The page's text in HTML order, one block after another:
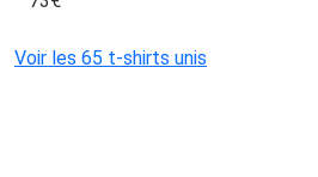
Voir les 65 t-shirts unis